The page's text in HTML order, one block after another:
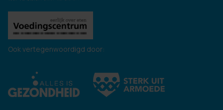
Ook vertegenwoordigd door: